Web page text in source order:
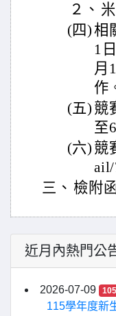
２、
(四)相
1
月
作
(五) 競
至
(六) 競
ail/
三、 檢附
近月內熱門公
2026-07-09 105
115學年度新